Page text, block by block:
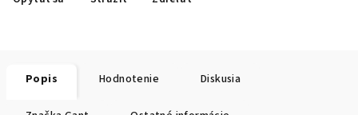
Popis Hodnotenie Diskusia